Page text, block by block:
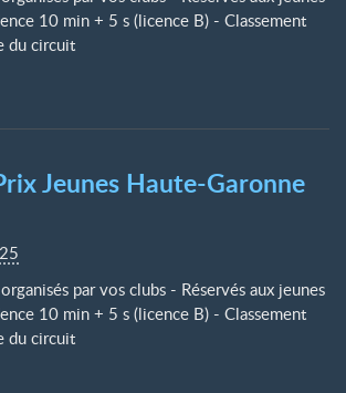
10 min + 5 s (licence B) - Classement
du circuit
Jeunes Haute-Garonne
par vos clubs - Réservés aux jeunes
10 min + 5 s (licence B) - Classement
du circuit